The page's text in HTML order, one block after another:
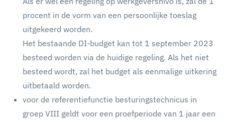
procent in de vorm van een persoonlijke toeslag
uitgekeerd worden.
Het bestaande DI-budget kan tot 1 september 2023
besteed worden via de huidige regeling. Als het niet
besteed wordt, zal het budget als eenmalige uitkering
uitbetaald worden.
voor de referentiefunctie besturingstechnicus in
groep VIII geldt voor een proefperiode van 1 jaar een